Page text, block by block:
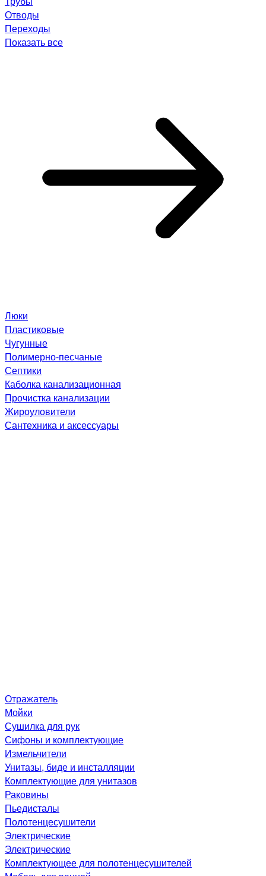
Отводы
Переходы
Показать все
Люки
Пластиковые
Чугунные
Полимерно-песчаные
Септики
Каболка канализационная
Прочистка канализации
Жироуловители
Сантехника и аксессуары
Отражатель
Мойки
Сушилка для рук
Сифоны и комплектующие
Измельчители
Унитазы, биде и инсталляции
Комплектующие для унитазов
Раковины
Пьедисталы
Полотенцесушители
Электрические
Электрические
Комплектующее для полотенцесушителей